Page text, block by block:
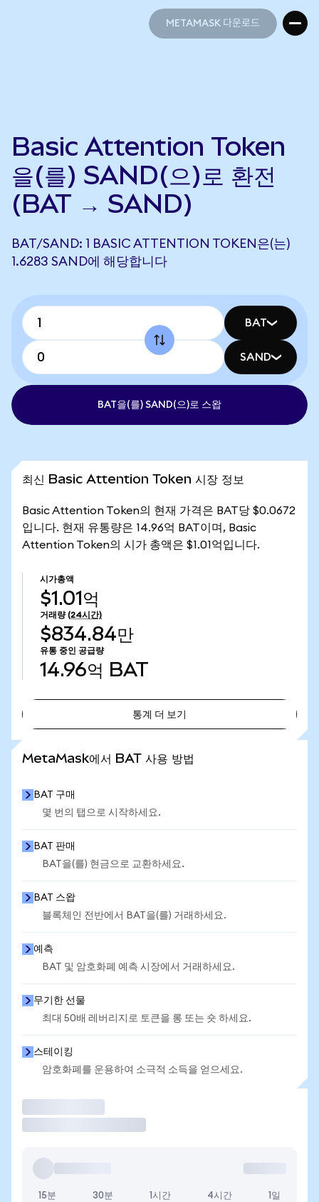
METAMASK 다운로드
Basic Attention Token
을(를) SAND(으)로 환전
(BAT → SAND)
BAT/SAND: 1 BASIC ATTENTION TOKEN은(는)
1.6283 SAND에 해당합니다
BAT
SAND
BAT을(를) SAND(으)로 스왑
최신 Basic Attention Token 시장 정보
Basic Attention Token의 현재 가격은 BAT당 $0.0672
입니다. 현재 유통량은 14.96억 BAT이며, Basic
Attention Token의 시가 총액은 $1.01억입니다.
시가총액
$1.01억
거래량 (24시간)
$834.84만
유통 중인 공급량
14.96억 BAT
통계 더 보기
MetaMask에서 BAT 사용 방법
BAT 구매
몇 번의 탭으로 시작하세요.
BAT 판매
BAT을(를) 현금으로 교환하세요.
BAT 스왑
블록체인 전반에서 BAT을(를) 거래하세요.
예측
BAT 및 암호화폐 예측 시장에서 거래하세요.
무기한 선물
최대 50배 레버리지로 토큰을 롱 또는 숏 하세요.
스테이킹
암호화폐를 운용하여 소극적 소득을 얻으세요.
15분 30분 1시간 4시간 1일